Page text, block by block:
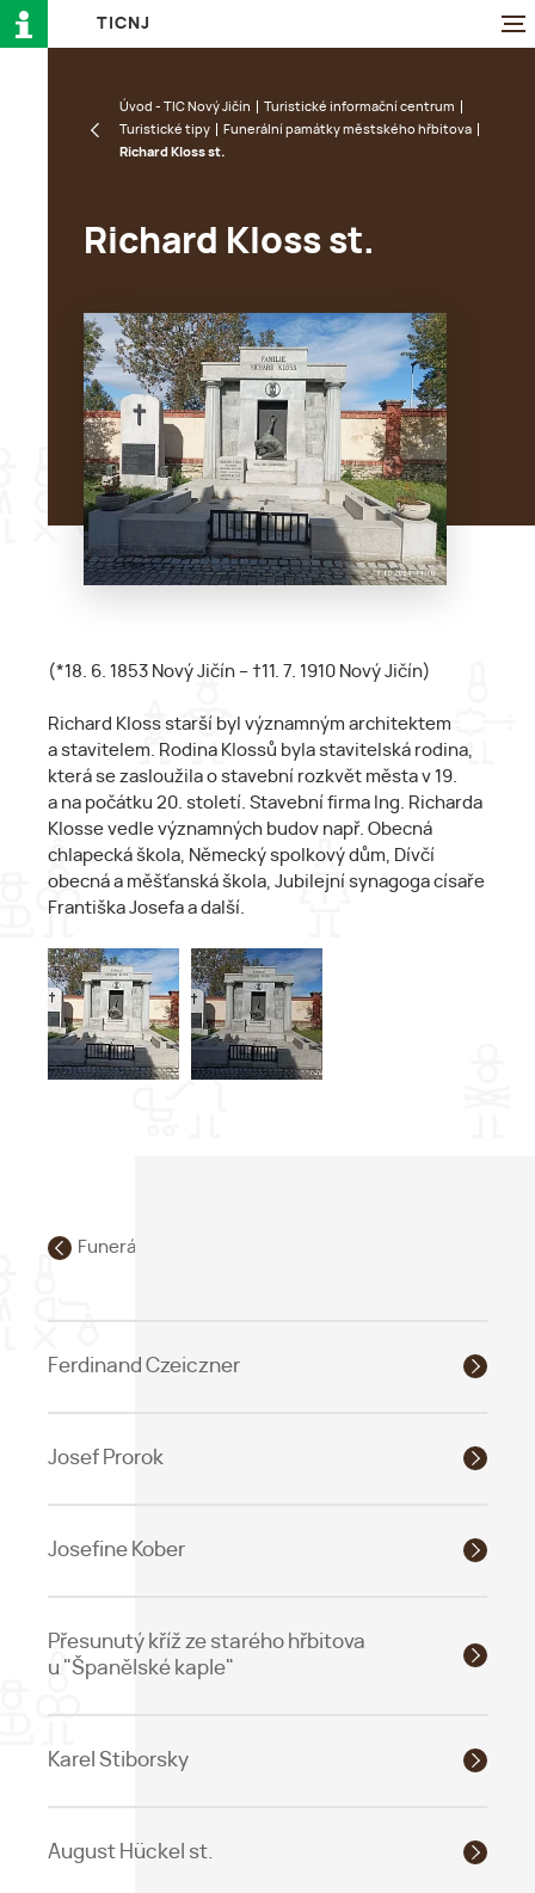
TI CN J
Úvod - TIC Nový Jičín
Turistické informační centrum
Turistické tipy
Funerální památky městského hřbitova
Richard Kloss st.
Richard Kloss st.
(*18. 6. 1853 Nový Jičín – †11. 7. 1910 Nový Jičín)
Richard Kloss starší byl významným architektem
a stavitelem. Rodina Klossů byla stavitelská rodina,
která se zasloužila o stavební rozkvět města v 19.
a na počátku 20. století. Stavební firma Ing. Richarda
Klosse vedle významných budov např. Obecná
chlapecká škola, Německý spolkový dům, Dívčí
obecná a měšťanská škola, Jubilejní synagoga císaře
Františka Josefa a další.
Funerální památky městského hřbitova
Ferdinand Czeiczner
Josef Prorok
Josefine Kober
Přesunutý kříž ze starého hřbitova
u "Španělské kaple"
Karel Stiborsky
August Hückel st.